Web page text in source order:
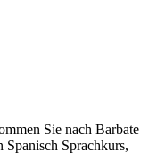
Sie nach Barbate
Sprachkurs,